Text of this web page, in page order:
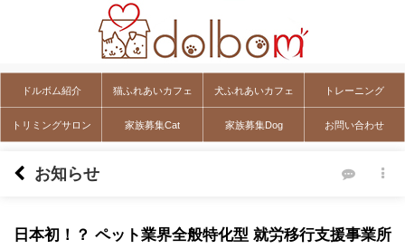
ドルボム紹介 猫ふれあいカフェ 犬ふれあいカフェ トレーニング
トリミングサロン 家族募集Cat 家族募集Dog お問い合わせ
お知らせ
日本初！？ ペット業界全般特化型 就労移行支援事業所